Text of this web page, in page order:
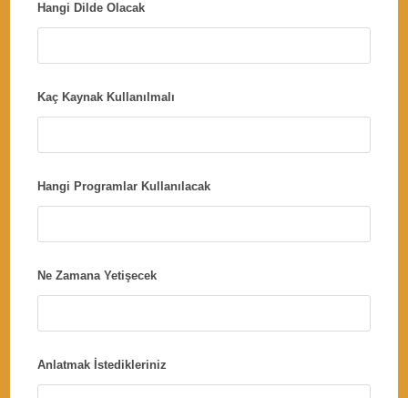
Hangi Dilde Olacak
Kaç Kaynak Kullanılmalı
Hangi Programlar Kullanılacak
Ne Zamana Yetişecek
Anlatmak İstedikleriniz